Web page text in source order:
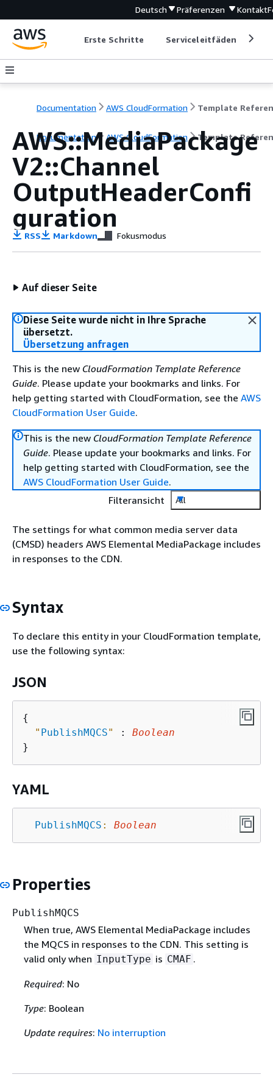
Deutsch Präferenzen Kontakt
Erste Schritte Serviceleitfäden
Documentation AWS CloudFormation Template
Documentation AWS CloudFormation Template
AWS::MediaPackage
V2::Channel
OutputHeaderConfi
guration
RSS Markdown Fokusmodus
Auf dieser Seite
Diese Seite wurde nicht in Ihre Sprache
übersetzt.
Übersetzung anfragen
This is the new CloudFormation Template Reference
Guide. Please update your bookmarks and links. For
help getting started with CloudFormation, see the AWS
CloudFormation User Guide.
This is the new CloudFormation Template Reference
Guide. Please update your bookmarks and links. For
help getting started with CloudFormation, see the
AWS CloudFormation User Guide.
Filteransicht
All
The settings for what common media server data
(CMSD) headers AWS Elemental MediaPackage includes
in responses to the CDN.
Syntax
To declare this entity in your CloudFormation template,
use the following syntax:
JSON
{
" PublishMQCS" : Boolean
YAML
PublishMQCS : Boolean
Properties
PublishMQCS
When true, AWS Elemental MediaPackage includes
the MQCS in responses to the CDN. This setting is
valid only when InputType is CMAF .
Required: No
Type: Boolean
Update requires: No interruption